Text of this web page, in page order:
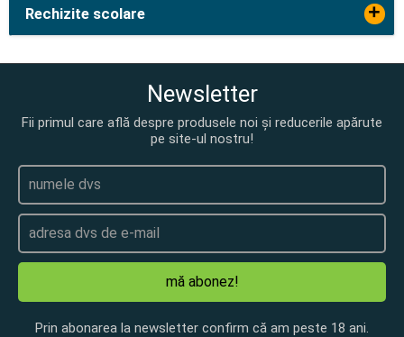
Rechizite scolare +
Newsletter
Fii primul care află despre produsele noi și reducerile apărute
pe site-ul nostru!
mă abonez!
Prin abonarea la newsletter confirm că am peste 18 ani.